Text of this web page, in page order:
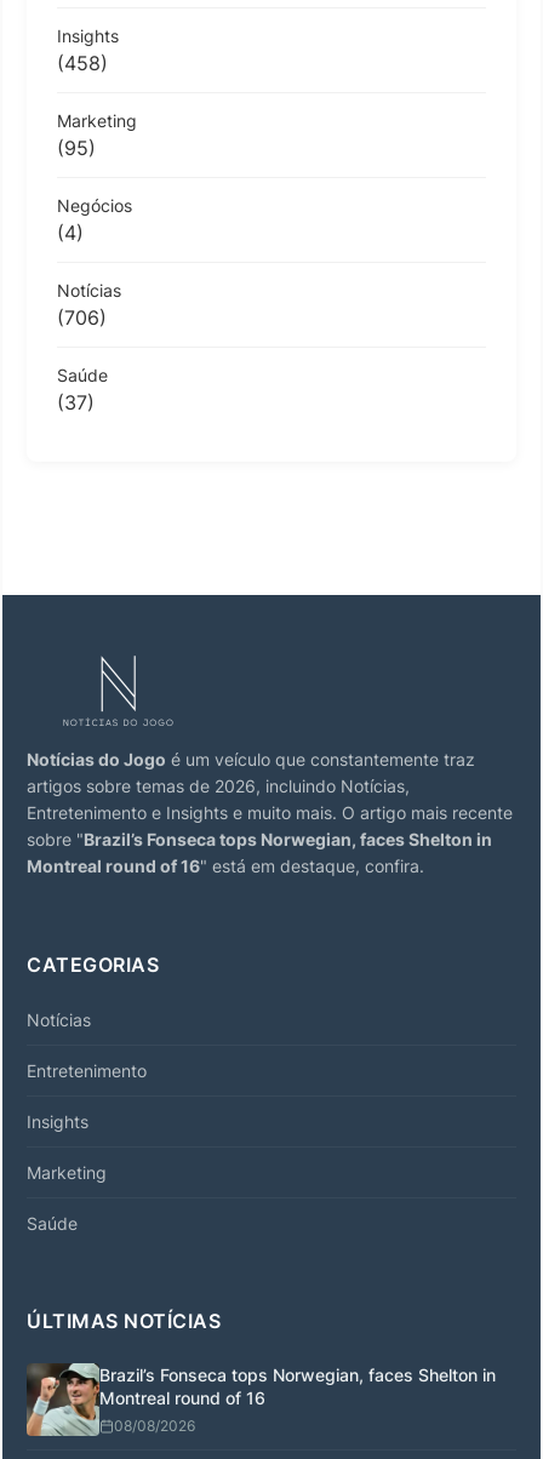
Insights
(458)
Marketing
(95)
Negócios
(4)
Notícias
(706)
Saúde
(37)
Notícias do Jogo é um veículo que constantemente traz
artigos sobre temas de 2026, incluindo Notícias,
Entretenimento e Insights e muito mais. O artigo mais recente
sobre "Brazil’s Fonseca tops Norwegian, faces Shelton in
Montreal round of 16" está em destaque, confira.
CATEGORIAS
Notícias
Entretenimento
Insights
Marketing
Saúde
ÚLTIMAS NOTÍCIAS
Brazil’s Fonseca tops Norwegian, faces Shelton in
Montreal round of 16
08/08/2026